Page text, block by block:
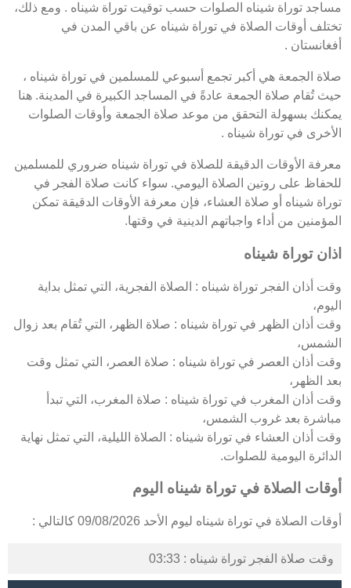
مساجد توراة شيناه الصلوات حسب توقيت توراة شيناه . ومع ذلك،
تختلف أوقات الصلاة في توراة شيناه عن باقي المدن في
أفغانستان .
صلاة الجمعة هي أكبر تجمع أسبوعي للمسلمين في توراة شيناه ،
حيث تُقام صلاة الجمعة عادةً في المساجد الكبيرة في المدينة. هنا
يمكنك بسهولة التحقق من موعد صلاة الجمعة وأوقات الصلوات
الأخرى في توراة شيناه .
معرفة الأوقات الدقيقة للصلاة في توراة شيناه ضروري للمسلمين
للحفاظ على روتين الصلاة اليومي. سواء كانت صلاة الفجر في
توراة شيناه أو صلاة العشاء، فإن معرفة الأوقات الدقيقة تمكن
المؤمنين من أداء واجباتهم الدينية في وقتها.
اذان توراة شيناه
وقت أذان الفجر توراة شيناه : الصلاة الفجرية، التي تمثل بداية
اليوم،
وقت أذان الظهر في توراة شيناه : صلاة الظهر، التي تُقام بعد زوال
الشمس،
وقت أذان العصر في توراة شيناه : صلاة العصر، التي تمثل وقت
بعد الظهر،
وقت أذان المغرب في توراة شيناه : صلاة المغرب، التي تبدأ
مباشرة بعد غروب الشمس،
وقت أذان العشاء في توراة شيناه : الصلاة الليلية، التي تمثل نهاية
الدائرة اليومية للصلوات.
أوقات الصلاة في توراة شيناه اليوم
أوقات الصلاة في توراة شيناه ليوم الأحد 09/08/2026 كالتالي :
وقت صلاة الفجر توراة شيناه : 03:33